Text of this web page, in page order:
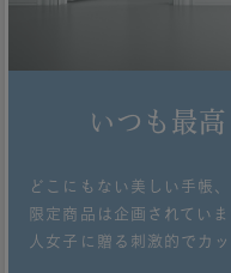
いつも最
どこにもない美しい手帳
限定商品は企画されてい
人女子に贈る刺激的でカ